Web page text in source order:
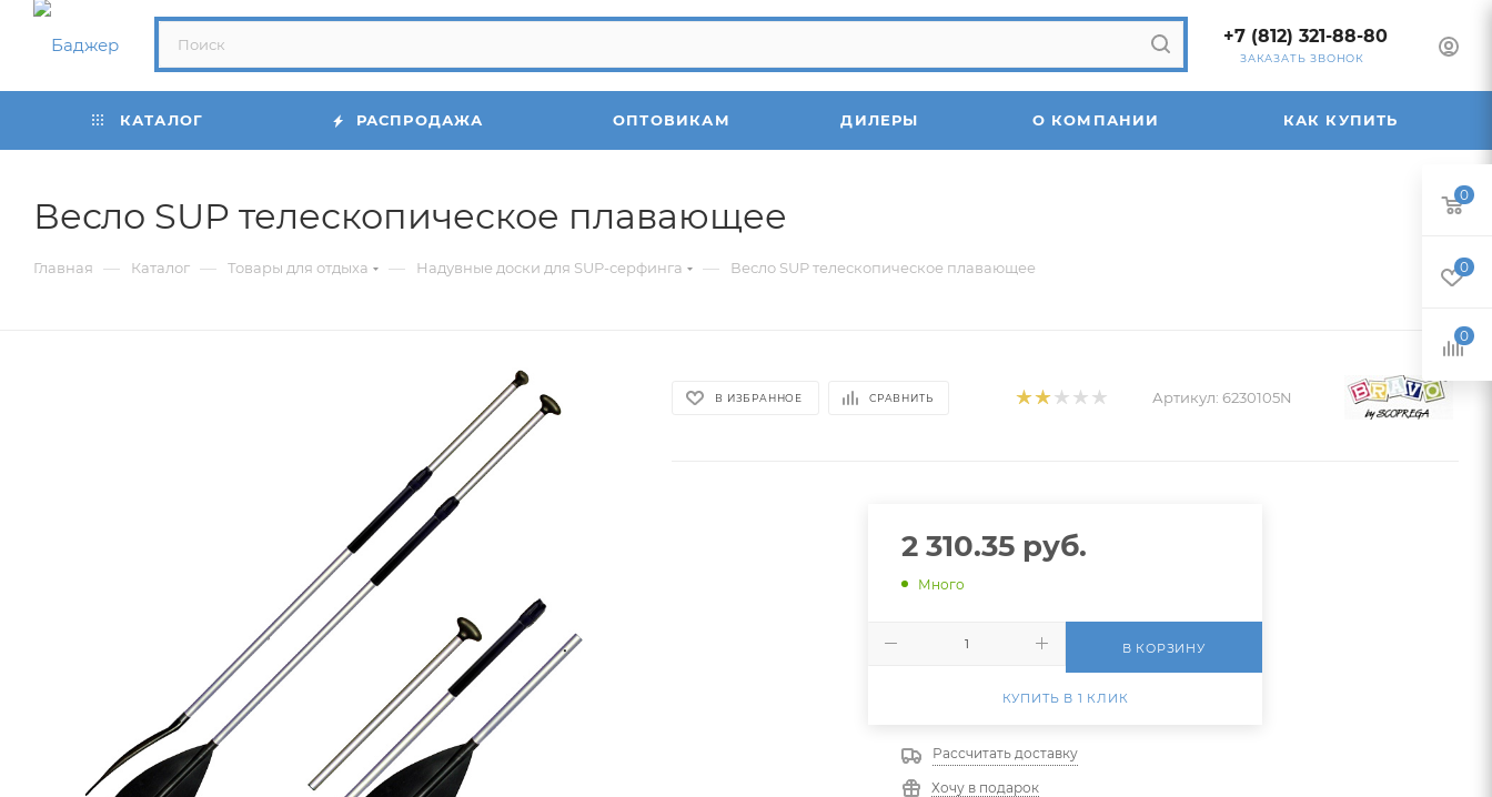
+7 (812) 321-88-80
ЗАКАЗАТЬ ЗВОНОК
КАТАЛОГ РАСПРОДАЖА ОПТОВИКАМ ДИЛЕРЫ О КОМПАНИИ КАК КУПИТЬ
Весло SUP телескопическое плавающее
Главная — Каталог — Товары для отдыха — Надувные доски для SUP-серфинга — Весло SUP телескопическое плавающее
В ИЗБРАННОЕ СРАВНИТЬ Артикул: 6230105N
2 310.35 руб.
Много
В КОРЗИНУ
КУПИТЬ В 1 КЛИК
Рассчитать доставку
Хочу в подарок
0
0
0